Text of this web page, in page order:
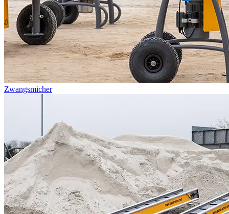
Zwangsmicher